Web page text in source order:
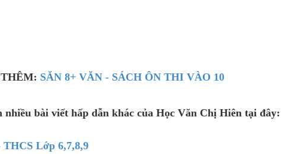
SĂN 8+ VĂN - SÁCH ÔN THI VÀO 10
nhiều bài viết hấp dẫn khác của Học Văn Chị Hiên tại đây:
THCS Lớp 6,7,8,9